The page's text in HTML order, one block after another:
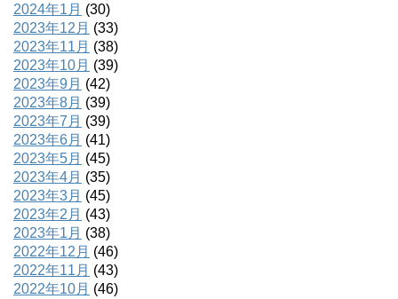
2024年1月 (30)
2023年12月 (33)
2023年11月 (38)
2023年10月 (39)
2023年9月 (42)
2023年8月 (39)
2023年7月 (39)
2023年6月 (41)
2023年5月 (45)
2023年4月 (35)
2023年3月 (45)
2023年2月 (43)
2023年1月 (38)
2022年12月 (46)
2022年11月 (43)
2022年10月 (46)